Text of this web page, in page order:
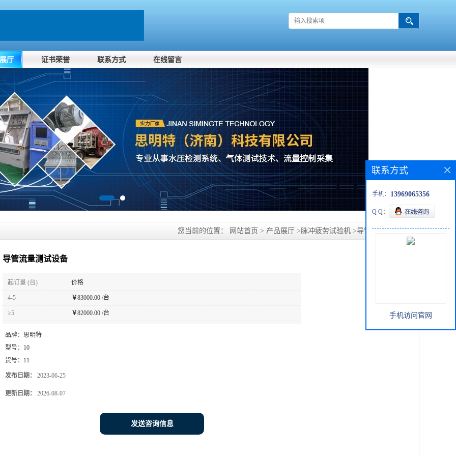
厅 证书荣誉 联系方式 在线留言
您当前的位置： 网站首页 > 产品展厅 >脉冲疲劳试验机 >导管流量测试设备
导管流量测试设备
起订量 (台) 价格
4-5 ￥83000.00 /台
≥5 ￥82000.00 /台
品牌： 思明特
型号： 10
货号： 11
发布日期： 2023-06-25
更新日期： 2026-08-07
发送咨询信息
联系方式
手机： 13969065356
Q Q：
手机访问官网